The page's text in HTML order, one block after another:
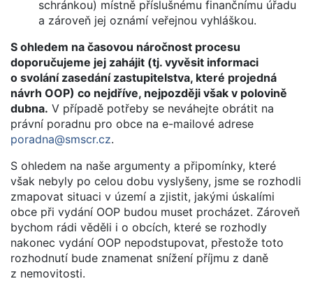
schránkou) místně příslušnému finančnímu úřadu
a zároveň jej oznámí veřejnou vyhláškou.
S ohledem na časovou náročnost procesu
doporučujeme jej zahájit (tj. vyvěsit informaci
o svolání zasedání zastupitelstva, které projedná
návrh OOP) co nejdříve, nejpozději však v polovině
dubna. V případě potřeby se neváhejte obrátit na
právní poradnu pro obce na e-mailové adrese
poradna@smscr.cz.
S ohledem na naše argumenty a připomínky, které
však nebyly po celou dobu vyslyšeny, jsme se rozhodli
zmapovat situaci v území a zjistit, jakými úskalími
obce při vydání OOP budou muset procházet. Zároveň
bychom rádi věděli i o obcích, které se rozhodly
nakonec vydání OOP nepodstupovat, přestože toto
rozhodnutí bude znamenat snížení příjmu z daně
z nemovitosti.